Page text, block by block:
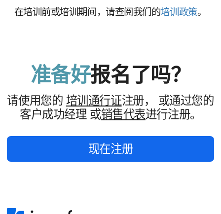
在​培训前​或​培训​期间，​请​查阅​我们​的培训​政策。
准备​好报名​了​吗？
请​使用​您​的 培训​通行​证注册，
或​通过​您​的​
客户​成功​经理 或销售​代表进行​注册。
现在​注册